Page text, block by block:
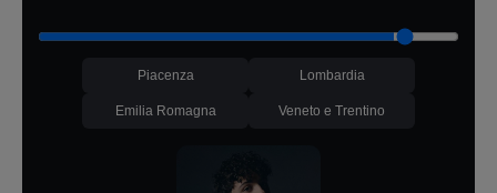
Piacenza Lombardia
Emilia Romagna Veneto e Trentino